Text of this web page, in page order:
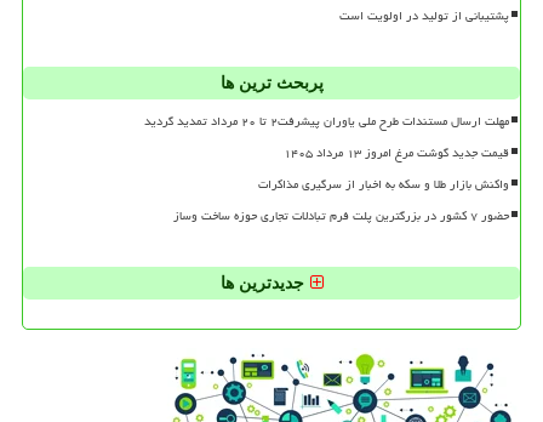
پشتیبانی از تولید در اولویت است
پربحث ترین ها
مهلت ارسال مستندات طرح ملی یاوران پیشرفت۲ تا ۲۰ مرداد تمدید گردید
قیمت جدید گوشت مرغ امروز ۱۳ مرداد ۱۴۰۵
واکنش بازار طلا و سکه به اخبار از سرگیری مذاکرات
حضور ۷ کشور در بزرگترین پلت فرم تبادلات تجاری حوزه ساخت وساز
جدیدترین ها